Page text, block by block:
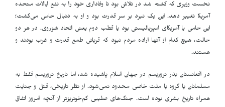
نخست وزیری که کشته شد در تلاش بود تا وفاداری خود را به نفع ایالات متحده
آمریکا تغییر دهد. این یک نبرد بر سر قدرت بود و او به دنبال حامی می‌گشت؛
این حامی یا آمریکای امپریالیستی بود یا قطب دوم یعنی اتحاد شوروی. در هر دو
حالت، هیچ کدام از آنها اراده مردم نبود که قربانی طمع قدرت و غرب بودند و
هستند.
در افغانستان بذر تروریسم در جهان اسلام پاشیده شد، اما تاریخ تروریسم فقط به
مسلمانان یا گروه یا ملت خاصی محدود نمی‌شود. از نظر تاریخی، قتل و جنایت
همراه تاریخ بشری بوده است. جنگ‌های صلیبی کم‌خونریزتر از آنچه امروز اتفاق